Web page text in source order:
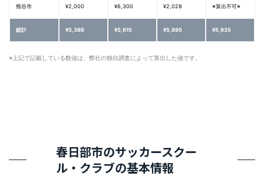
熊谷市 ¥2,000 ¥6,300 ¥2,028 ※算出不可※
総計 ¥5,386 ¥5,615 ¥5,895 ¥5,935
※上記で記載している数値は、弊社の独自調査によって算出した値です。
春日部市のサッカースクー
ル・クラブの基本情報